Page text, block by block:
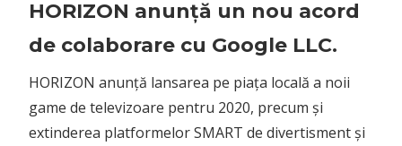
HORIZON anunță un nou acord
de colaborare cu Google LLC.
HORIZON anunță lansarea pe piața locală a noii
game de televizoare pentru 2020, precum și
extinderea platformelor SMART de divertisment și